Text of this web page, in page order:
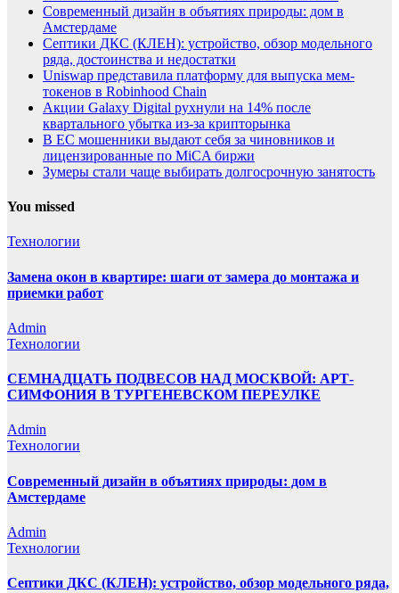
Современный дизайн в объятиях природы: дом в
Амстердаме
Септики ДКС (КЛЕН): устройство, обзор модельного
ряда, достоинства и недостатки
Uniswap представила платформу для выпуска мем-
токенов в Robinhood Chain
Акции Galaxy Digital рухнули на 14% после
квартального убытка из-за крипторынка
В ЕС мошенники выдают себя за чиновников и
лицензированные по MiCA биржи
Зумеры стали чаще выбирать долгосрочную занятость
You missed
Технологии
Замена окон в квартире: шаги от замера до монтажа и
приемки работ
Admin
Технологии
СЕМНАДЦАТЬ ПОДВЕСОВ НАД МОСКВОЙ: АРТ-
СИМФОНИЯ В ТУРГЕНЕВСКОМ ПЕРЕУЛКЕ
Admin
Технологии
Современный дизайн в объятиях природы: дом в
Амстердаме
Admin
Технологии
Септики ДКС (КЛЕН): устройство, обзор модельного ряда,